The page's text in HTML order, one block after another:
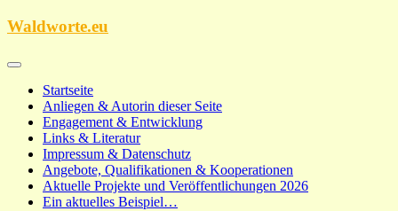
Zum
Waldworte.eu
Startseite
Anliegen & Autorin dieser Seite
Engagement & Entwicklung
Links & Literatur
Impressum & Datenschutz
Angebote, Qualifikationen & Kooperationen
Aktuelle Projekte und Veröffentlichungen 2026
Ein aktuelles Beispiel…